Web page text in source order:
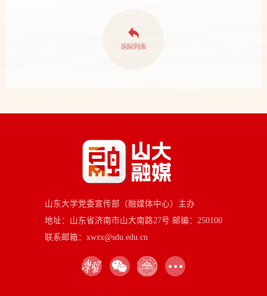
山东大学党委宣传部（融媒体中心）主办
地址：山东省济南市山大南路27号 邮编：250100
联系邮箱：xwzx@sdu.edu.cn